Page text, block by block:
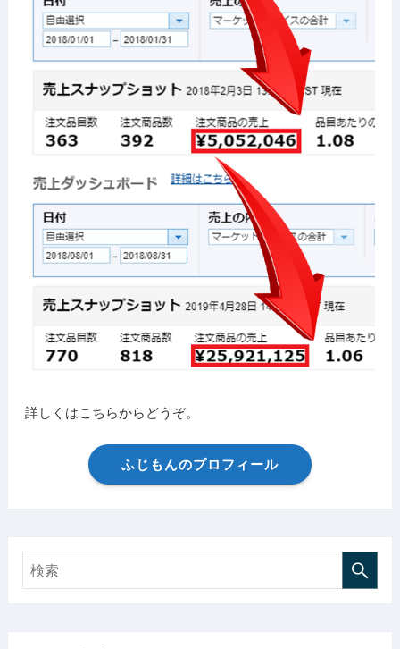
詳しくはこちらからどうぞ。
ふじもんのプロフィール